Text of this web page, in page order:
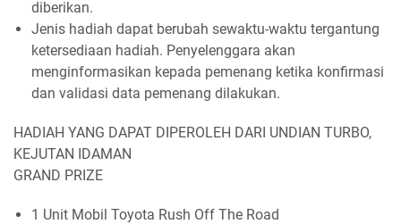
diberikan.
Jenis hadiah dapat berubah sewaktu-waktu tergantung
ketersediaan hadiah. Penyelenggara akan
menginformasikan kepada pemenang ketika konfirmasi
dan validasi data pemenang dilakukan.
HADIAH YANG DAPAT DIPEROLEH DARI UNDIAN TURBO,
KEJUTAN IDAMAN
GRAND PRIZE
1 Unit Mobil Toyota Rush Off The Road